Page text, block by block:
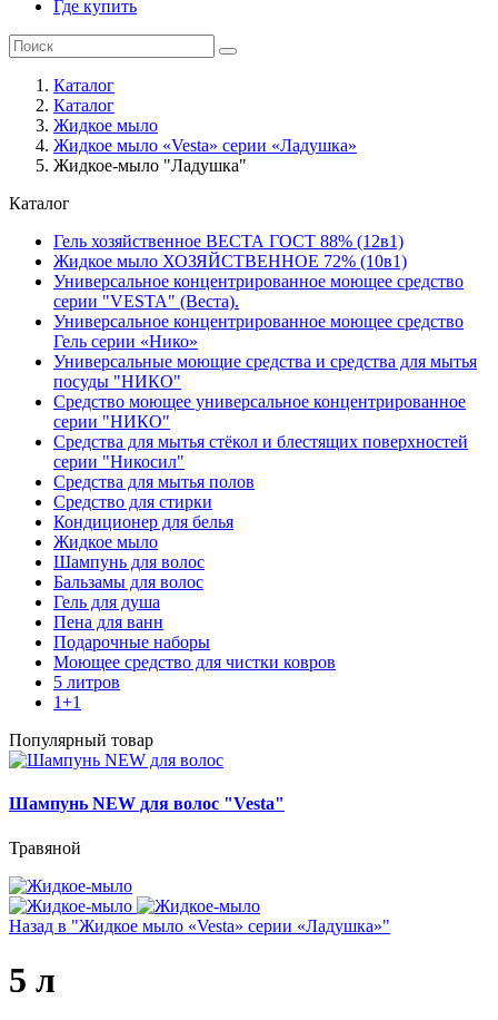
Где купить
Каталог
Каталог
Жидкое мыло
Жидкое мыло «Vesta» серии «Ладушка»
Жидкое-мыло "Ладушка"
Каталог
Гель хозяйственное ВЕСТА ГОСТ 88% (12в1)
Жидкое мыло ХОЗЯЙСТВЕННОЕ 72% (10в1)
Универсальное концентрированное моющее средство
серии "VESTA" (Веста).
Универсальное концентрированное моющее средство
Гель серии «Нико»
Универсальные моющие средства и средства для мытья
посуды "НИКО"
Средство моющее универсальное концентрированное
серии "НИКО"
Средства для мытья стёкол и блестящих поверхностей
серии "Никосил"
Средства для мытья полов
Средство для стирки
Кондиционер для белья
Жидкое мыло
Шампунь для волос
Бальзамы для волос
Гель для душа
Пена для ванн
Подарочные наборы
Моющее средство для чистки ковров
5 литров
1+1
Популярный товар
Шампунь NEW для волос "Vesta"
Травяной
Назад в "Жидкое мыло «Vesta» серии «Ладушка»"
5 л